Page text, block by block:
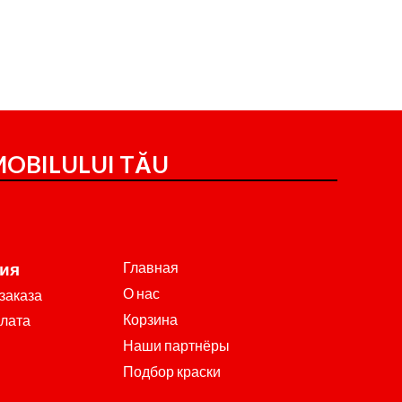
TĂU
Главная
О нас
Корзина
Наши партнёры
Подбор краски